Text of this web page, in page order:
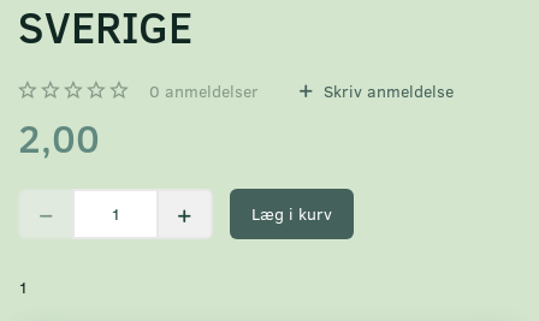
SVERIGE
0 anmeldelser Skriv anmeldelse
2,00
Læg i kurv
1